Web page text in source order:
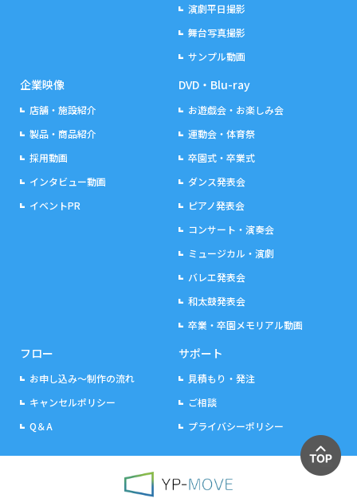
演劇平日撮影
舞台写真撮影
サンプル動画
企業映像
店舗・施設紹介
製品・商品紹介
採用動画
インタビュー動画
イベントPR
DVD・Blu-ray
お遊戯会・お楽しみ会
運動会・体育祭
卒園式・卒業式
ダンス発表会
ピアノ発表会
コンサート・演奏会
ミュージカル・演劇
バレエ発表会
和太鼓発表会
卒業・卒園メモリアル動画
フロー
お申し込み～制作の流れ
キャンセルポリシー
Q＆A
サポート
見積もり・発注
ご相談
プライバシーポリシー